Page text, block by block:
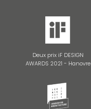
Deux prix iF DESIGN
AWARDS 2021 - Hanovre